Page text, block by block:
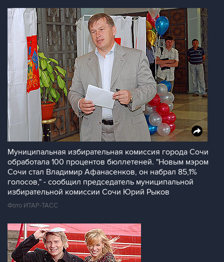
Муниципальная избирательная комиссия города Сочи
обработала 100 процентов бюллетеней. "Новым мэром
Сочи стал Владимир Афанасенков, он набрал 85,1%
голосов," - сообщил председатель муниципальной
избирательной комиссии Сочи Юрий Рыков
Фото ИТАР-ТАСС